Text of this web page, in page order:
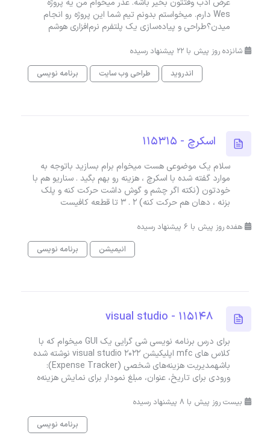
عرض ادب وقتتون بخیر باشه. عذر میخوام من یه پروژه
Wes دارم. میخواستم بدونم تیم شما این پروژه رو انجام
میدن؟طراحی و پیاده‌سازی یک پلتفرم نرم‌افزاری هوشم
شانزده روز پیش با 22 پیشنهاد رسیده
اندروید
طراحی وب سایت برنامه نویسی
اسکرچ - 115315
سلام یک موضوعی هست میخوام برام بسازید باتوجه به
موارد گفته شده با اسکرچ ، هزینه رو بهم بگید . سناریو هم با
خودتون (نکته اگر چشم و گوش داشت حرکت کنه و پلک
بزنه ، دهان هم حرکت کنه) ۲ . ۳ تا قطعه کافیست
هفده روز پیش با 6 پیشنهاد رسیده
انیمیشن
برنامه نویسی
visual studio - 115148
برای درس برنامه نویسی شی گرایی یک GUI میخوام که با
کلاس های mfc اپلیکیشن visual studio 2022 نوشته شده
باشهمدیریت هزینه‌های شخصی (Expense Tracker):
ورودی برای تاریخ، عنوان، مبلغ نمودار برای نمایش هزینه‌ه
بیست روز پیش با 8 پیشنهاد رسیده
برنامه نویسی